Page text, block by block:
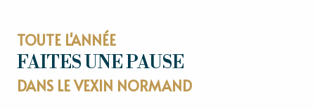
TOUTE L'ANNÉE
FAITES UNE PAUSE
DANS LE VEXIN NORMAND